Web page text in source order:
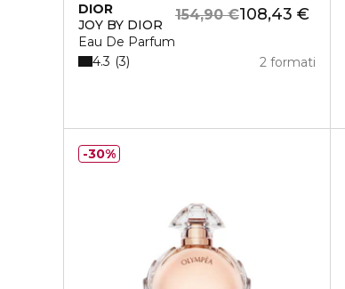
DIOR
JOY BY DIOR
Eau De Parfum
108,43 €
154,90 €
2 formati
4.3 3
30%